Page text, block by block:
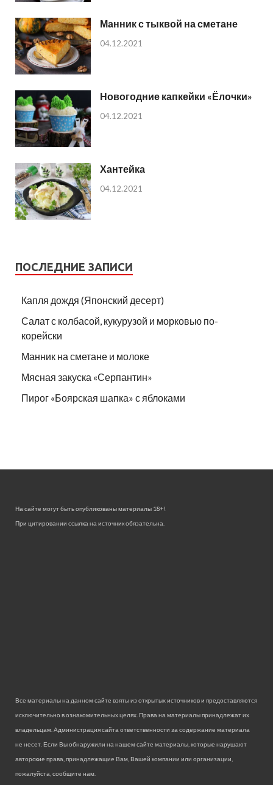
Манник с тыквой на сметане
04.12.2021
Новогодние капкейки «Ёлочки»
04.12.2021
Хантейка
04.12.2021
ПОСЛЕДНИЕ ЗАПИСИ
Капля дождя (Японский десерт)
Салат с колбасой, кукурузой и морковью по-
корейски
Манник на сметане и молоке
Мясная закуска «Серпантин»
Пирог «Боярская шапка» с яблоками
На сайте могут быть опубликованы материалы 18+!
При цитировании ссылка на источник обязательна.
Все материалы на данном сайте взяты из открытых источников и предоставляются
исключительно в ознакомительных целях. Права на материалы принадлежат их
владельцам. Администрация сайта ответственности за содержание материала
не несет. Если Вы обнаружили на нашем сайте материалы, которые нарушают
авторские права, принадлежащие Вам, Вашей компании или организации,
пожалуйста, сообщите нам.